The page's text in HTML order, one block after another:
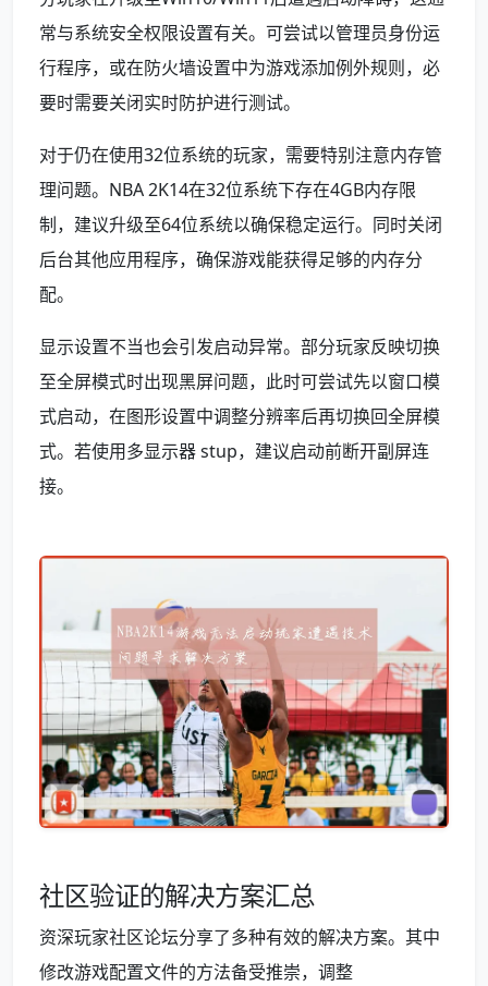
常与系统安全权限设置有关。可尝试以管理员身份运
行程序，或在防火墙设置中为游戏添加例外规则，必
要时需要关闭实时防护进行测试。
对于仍在使用32位系统的玩家，需要特别注意内存管
理问题。NBA 2K14在32位系统下存在4GB内存限
制，建议升级至64位系统以确保稳定运行。同时关闭
后台其他应用程序，确保游戏能获得足够的内存分
配。
显示设置不当也会引发启动异常。部分玩家反映切换
至全屏模式时出现黑屏问题，此时可尝试先以窗口模
式启动，在图形设置中调整分辨率后再切换回全屏模
式。若使用多显示器 stup，建议启动前断开副屏连
接。
社区验证的解决方案汇总
资深玩家社区论坛分享了多种有效的解决方案。其中
修改游戏配置文件的方法备受推崇，调整